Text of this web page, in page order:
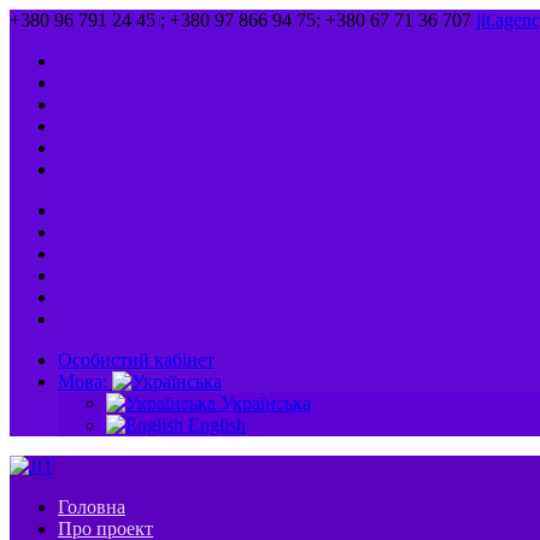
+380 96 791 24 45 ; +380 97 866 94 75; +380 67 71 36 707
Особистий кабінет
Мова:
Українська
English
Головна
Про проект